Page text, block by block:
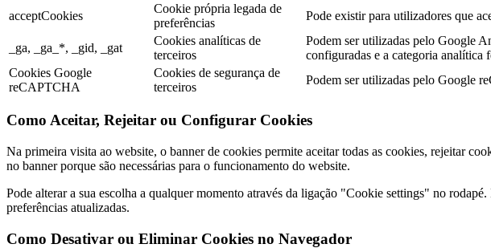
acceptCookies
Cookie própria legada de
preferências
Pode existir para utilizadores que
_ga, _ga_*, _gid, _gat
Cookies analíticas de
terceiros
Podem ser utilizadas pelo Google
configuradas e a categoria analítica
Cookies Google
reCAPTCHA
Cookies de segurança de
terceiros
Podem ser utilizadas pelo Google
Como Aceitar, Rejeitar ou Configurar Cookies
Na primeira visita ao website, o banner de cookies permite aceitar todas as cookies, rejeitar
no banner porque são necessárias para o funcionamento do website.
Pode alterar a sua escolha a qualquer momento através da ligação "Cookie settings" no
preferências atualizadas.
Como Desativar ou Eliminar Cookies no Navegador